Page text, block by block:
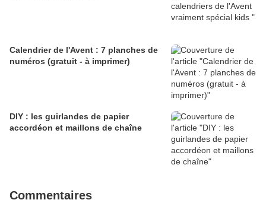
Calendrier de l'Avent : 7 planches de
numéros (gratuit - à imprimer)
DIY : les guirlandes de papier
accordéon et maillons de chaîne
Commentaires